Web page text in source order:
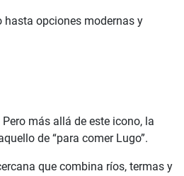
hasta opciones modernas y
más allá de este icono, la
de “para comer Lugo”.
que combina ríos, termas y